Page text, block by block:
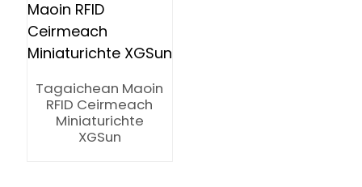
Tagaichean Maoin
RFID Ceirmeach
Miniaturichte
XGSun